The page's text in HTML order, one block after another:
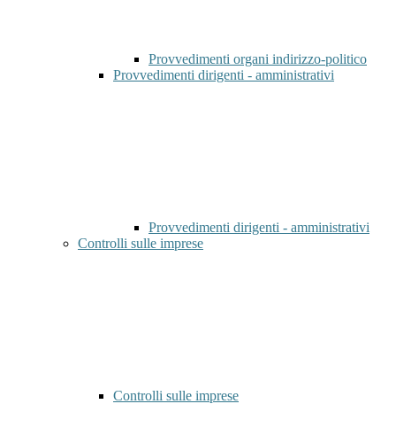
Provvedimenti organi indirizzo-politico
Provvedimenti dirigenti - amministrativi
Provvedimenti dirigenti - amministrativi
Controlli sulle imprese
Controlli sulle imprese